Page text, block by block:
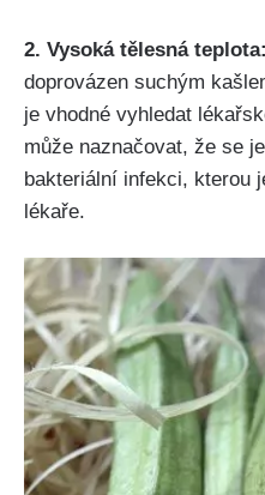
2. ‌Vysoká tělesná teplota:
doprovázen suchým‍
je vhodné vyhledat
může ⁣naznačovat,​ že se
bakteriální infekci,​ kterou
lékaře.